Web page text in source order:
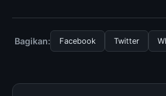
mengunjungi halaman resmi kami
selalu memperbarui konten
Bagikan: Facebook Twitter